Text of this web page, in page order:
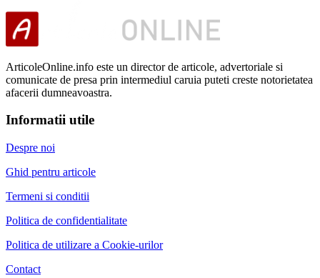
ArticoleOnline.info este un director de articole, advertoriale si
comunicate de presa prin intermediul caruia puteti creste notorietatea
afacerii dumneavoastra.
Informatii utile
Despre noi
Ghid pentru articole
Termeni si conditii
Politica de confidentialitate
Politica de utilizare a Cookie-urilor
Contact